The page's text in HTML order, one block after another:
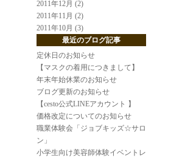
2011年12月 (2)
2011年11月 (2)
2011年10月 (3)
最近のブログ記事
定休日のお知らせ
【マスクの着用につきまして】
年末年始休業のお知らせ
ブログ更新のお知らせ
【cesto公式LINEアカウント 】
価格改定についてのお知らせ
職業体験会「ジョブキッズ☆サロ
ン」
小学生向け美容師体験イベントレ